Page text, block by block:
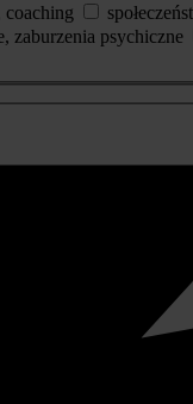
coaching
zaburzenia psychiczne